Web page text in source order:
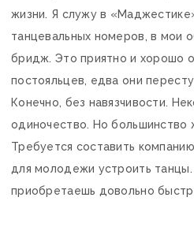
жизни. Я служу в
танцевальных номеров, в мои
бридж. Это приятно и хорошо
постояльцев, едва они
Конечно, без навязчивости.
одиночество. Но большинство
Требуется составить
для молодежи устроить
приобретаешь довольно